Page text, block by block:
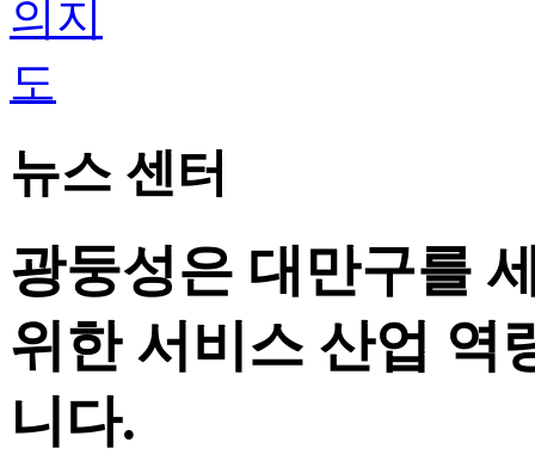
뉴스 센터
광둥성은 대만구를
위한 서비스 산업 역
니다.